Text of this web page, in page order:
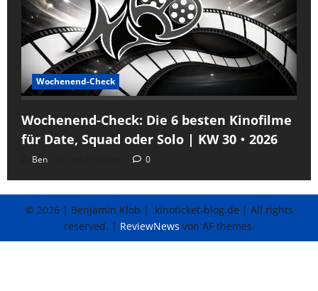
Wochenend-Check
Wochenend-Check: Die 6 besten Kinofilme
für Date, Squad oder Solo | KW 30・2026
Ben 0
© 2026 | Benjamin Klob | .kinoticket-blog.de | All rights
reserved. | ReviewNews von AF themes.